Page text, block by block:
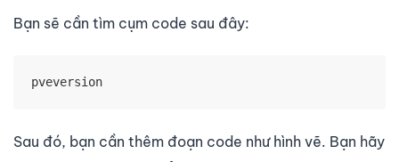
Bạn sẽ cần tìm cụm code sau đây:
pveversion
Sau đó, bạn cần thêm đoạn code như hình vẽ. Bạn hãy